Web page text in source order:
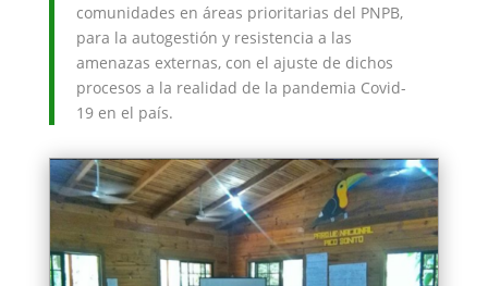
comunidades en áreas prioritarias del PNPB,
para la autogestión y resistencia a las
amenazas externas, con el ajuste de dichos
procesos a la realidad de la pandemia Covid-
19 en el país.